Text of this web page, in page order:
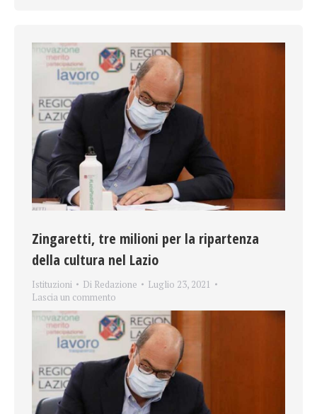
Zingaretti, tre milioni per la ripartenza
della cultura nel Lazio
Istituzioni Di Redazione
Luglio 23, 2021
Lascia un commento